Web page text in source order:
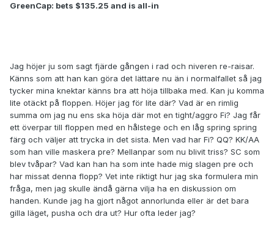
GreenCap: bets $135.25 and is all-in
Jag höjer ju som sagt fjärde gången i rad och niveren re-raisar.
Känns som att han kan göra det lättare nu än i normalfallet så jag
tycker mina knektar känns bra att höja tillbaka med. Kan ju komma
lite otäckt på floppen. Höjer jag för lite där? Vad är en rimlig
summa om jag nu ens ska höja där mot en tight/aggro Fi? Jag får
ett överpar till floppen med en hålstege och en låg spring spring
färg och väljer att trycka in det sista. Men vad har Fi? QQ? KK/AA
som han ville maskera pre? Mellanpar som nu blivit triss? SC som
blev tvåpar? Vad kan han ha som inte hade mig slagen pre och
har missat denna flopp? Vet inte riktigt hur jag ska formulera min
fråga, men jag skulle ändå gärna vilja ha en diskussion om
handen. Kunde jag ha gjort något annorlunda eller är det bara
gilla läget, pusha och dra ut? Hur ofta leder jag?